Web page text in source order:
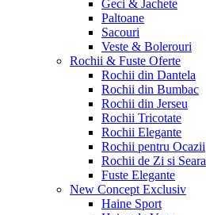
Geci & Jachete
Paltoane
Sacouri
Veste & Bolerouri
Rochii & Fuste Oferte
Rochii din Dantela
Rochii din Bumbac
Rochii din Jerseu
Rochii Tricotate
Rochii Elegante
Rochii pentru Ocazii
Rochii de Zi si Seara
Fuste Elegante
New Concept Exclusiv
Haine Sport